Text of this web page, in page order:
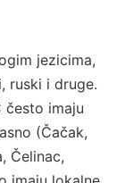
jezicima,
ruski i druge.
često imaju
(Čačak,
Čelinac,